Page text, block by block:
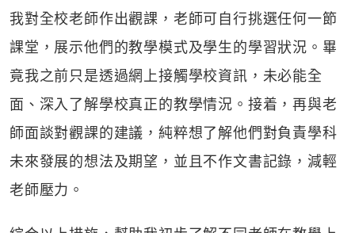
我對全校老師作出觀課，老師可自行挑選任何一節
課堂，展示他們的教學模式及學生的學習狀況。畢
竟我之前只是透過網上接觸學校資訊，未必能全
面、深入了解學校真正的教學情況。接着，再與老
師面談對觀課的建議，純粹想了解他們對負責學科
未來發展的想法及期望，並且不作文書記錄，減輕
老師壓力。